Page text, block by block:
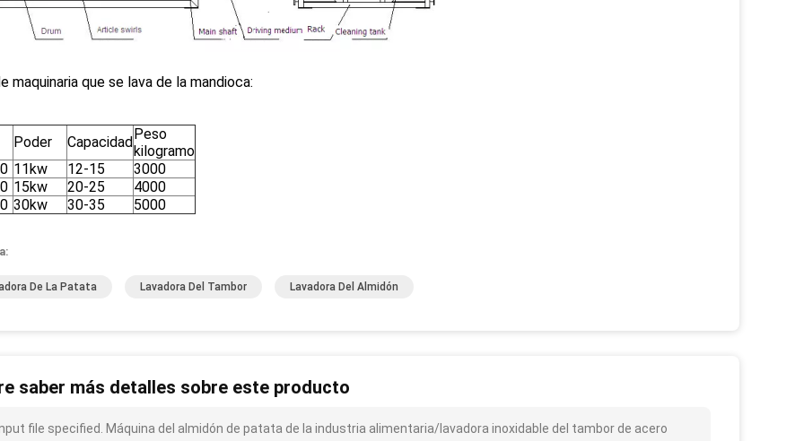
maquinaria que se lava de la mandioca:
Poder CapacidadPeso
kilogramo
11kw 12-15
3000
15kw 20-25
4000
30kw 30-35 5000
De La Patata Lavadora Del Tambor Lavadora Del Almidón
saber más detalles sobre este producto
file specified. Máquina del almidón de patata de la industria alimentaria/lavadora inoxidable del tambor de acero